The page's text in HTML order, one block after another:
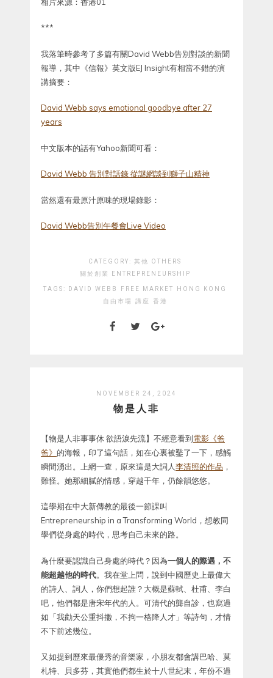
***
我落筆時參考了多篇有關David Webb告別對談的新聞
報導，其中《信報》英文版EJ Insight有相當不錯的演
講摘要：
David Webb says emotional goodbye after 27
years
中文版本的話有Yahoo新聞可看：
David Webb 告別對話錄 從謎網談到獅子山精神
當然還有最原汁原味的現場錄影：
David Webb告別午餐會Live Video
CATEGORY: 其他 OTHERS
關於創業 ENTREPRENEURSHIP
TAGS: DAVID WEBB FREE MARKET
HONG KONG
自由市場
講座 香港
NOVEMBER 24, 2024
物是人非
【物是人非事事休 欲語淚先流】不經意看到電影《爸
爸》 的海報，印了這句話，如在心裏被鑿了一下，感觸
瞬間湧出。上網一查，原來這是大詞人李清照的作品 ，
難怪。她那細膩的情感，穿越千年，仍餘韻悠悠。
這學期在中大新傳教的最後一節課叫
Entrepreneurship in a Transforming World，想教同
學們從身處的時代，思考自己未來的路。
為什麼要認識自己身處的時代？因為一個人的際遇，不
能超越他的時代。我在堂上問，說到中國歷史上最偉大
的詩人、詞人，你們想起誰？大概是蘇軾、杜甫、李白
吧，他們都是唐宋年代的人。可清代的龔自診，也寫過
如「我勸天公重抖擻，不拘一格降人才」等詩句，才情
不下前述幾位。
又如提到歷來最優秀的音樂家，小朋友都會講巴哈、莫
札特、貝多芬，其實他們都生於十八世紀末，年份不過